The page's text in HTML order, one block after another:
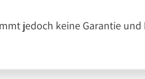
jedoch keine Garantie